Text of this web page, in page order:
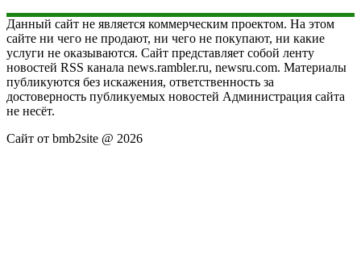
Данный сайт не является коммерческим проектом. На этом
сайте ни чего не продают, ни чего не покупают, ни какие
услуги не оказываются. Сайт представляет собой ленту
новостей RSS канала news.rambler.ru, newsru.com. Материалы
публикуются без искажения, ответственность за
достоверность публикуемых новостей Администрация сайта
не несёт.
Сайт от bmb2site @ 2026